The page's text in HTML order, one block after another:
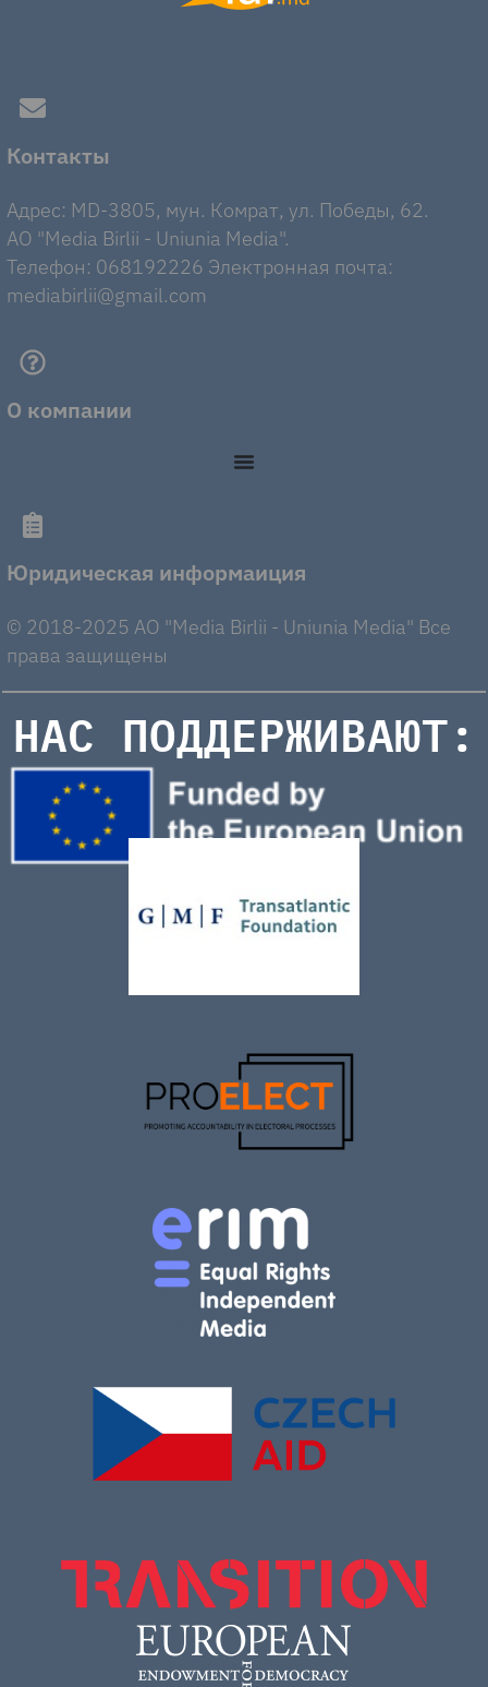
Контакты
Адрес: MD-3805, мун. Комрат, ул. Победы, 62.
AO "Media Birlii - Uniunia Media".
Телефон: 068192226 Электронная почта:
mediabirlii@gmail.com
О компании
Юридическая информаиция
© 2018-2025 AO "Media Birlii - Uniunia Media" Все
права защищены
НАС ПОДДЕРЖИВАЮТ: